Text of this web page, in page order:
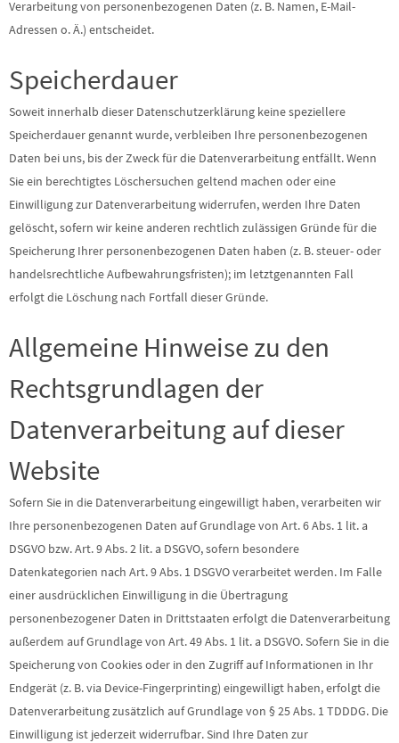
Verarbeitung von personenbezogenen Daten (z. B. Namen, E-Mail-
Adressen o. Ä.) entscheidet.
Speicherdauer
Soweit innerhalb dieser Datenschutzerklärung keine speziellere
Speicherdauer genannt wurde, verbleiben Ihre personenbezogenen
Daten bei uns, bis der Zweck für die Datenverarbeitung entfällt. Wenn
Sie ein berechtigtes Löschersuchen geltend machen oder eine
Einwilligung zur Datenverarbeitung widerrufen, werden Ihre Daten
gelöscht, sofern wir keine anderen rechtlich zulässigen Gründe für die
Speicherung Ihrer personenbezogenen Daten haben (z. B. steuer- oder
handelsrechtliche Aufbewahrungsfristen); im letztgenannten Fall
erfolgt die Löschung nach Fortfall dieser Gründe.
Allgemeine Hinweise zu den
Rechtsgrundlagen der
Datenverarbeitung auf dieser
Website
Sofern Sie in die Datenverarbeitung eingewilligt haben, verarbeiten wir
Ihre personenbezogenen Daten auf Grundlage von Art. 6 Abs. 1 lit. a
DSGVO bzw. Art. 9 Abs. 2 lit. a DSGVO, sofern besondere
Datenkategorien nach Art. 9 Abs. 1 DSGVO verarbeitet werden. Im Falle
einer ausdrücklichen Einwilligung in die Übertragung
personenbezogener Daten in Drittstaaten erfolgt die Datenverarbeitung
außerdem auf Grundlage von Art. 49 Abs. 1 lit. a DSGVO. Sofern Sie in die
Speicherung von Cookies oder in den Zugriff auf Informationen in Ihr
Endgerät (z. B. via Device-Fingerprinting) eingewilligt haben, erfolgt die
Datenverarbeitung zusätzlich auf Grundlage von § 25 Abs. 1 TDDDG. Die
Einwilligung ist jederzeit widerrufbar. Sind Ihre Daten zur